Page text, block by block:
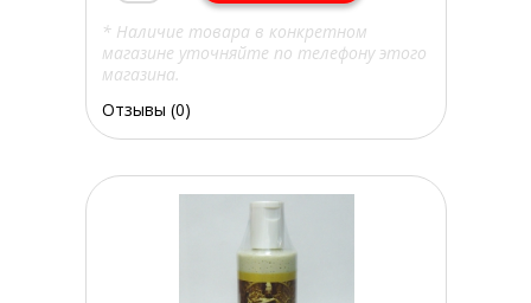
* Наличие товара в конкретном
магазине уточняйте по телефону этого
магазина.
Отзывы (0)